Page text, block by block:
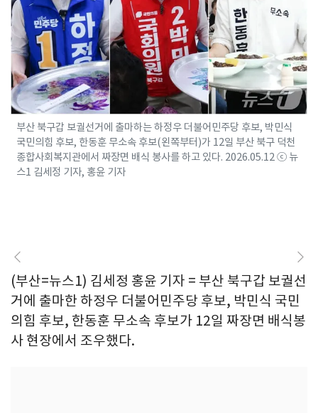
부산 북구갑 보궐선거에 출마하는 하정우 더불어민주당 후보, 박민식
국민의힘 후보, 한동훈 무소속 후보(왼쪽부터)가 12일 부산 북구 덕천
종합사회복지관에서 짜장면 배식 봉사를 하고 있다. 2026.05.12 ⓒ 뉴
스1 김세정 기자, 홍윤 기자
(부산=뉴스1) 김세정 홍윤 기자 = 부산 북구갑 보궐선
거에 출마한 하정우 더불어민주당 후보, 박민식 국민
의힘 후보, 한동훈 무소속 후보가 12일 짜장면 배식봉
사 현장에서 조우했다.